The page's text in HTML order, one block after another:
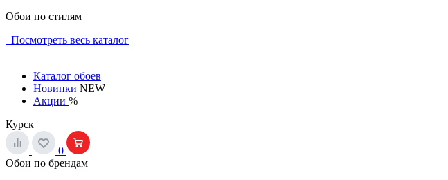
Обои по стилям
Посмотреть весь каталог
Каталог обоев
Новинки NEW
Акции %
Курск
0
Обои по брендам